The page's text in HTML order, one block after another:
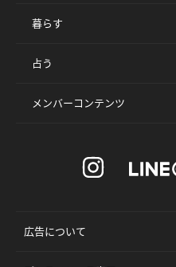
暮らす
占う
メンバーコンテンツ
広告について